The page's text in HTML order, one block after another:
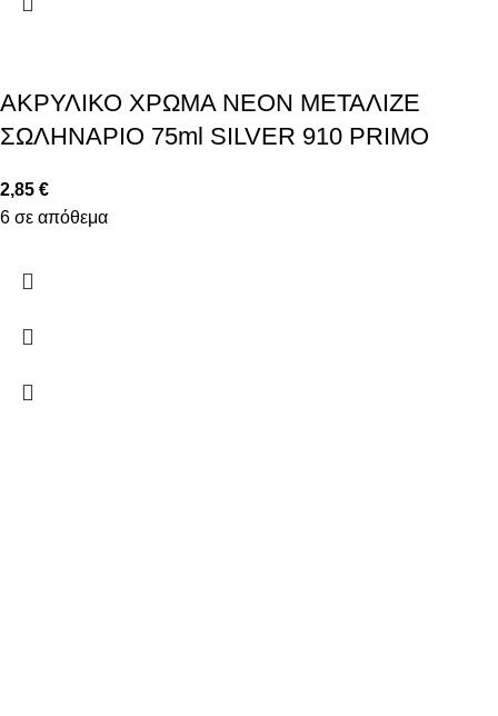
ΑΚΡΥΛΙΚΟ ΧΡΩΜΑ ΝΕΟΝ ΜΕΤΑΛΙΖΕ
ΣΩΛΗΝΑΡΙΟ 75ml SILVER 910 PRIMO
2,85 €
6 σε απόθεμα